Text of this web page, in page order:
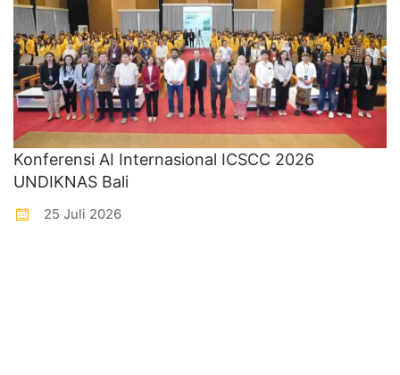
Konferensi AI Internasional ICSCC 2026
UNDIKNAS Bali
25 Juli 2026